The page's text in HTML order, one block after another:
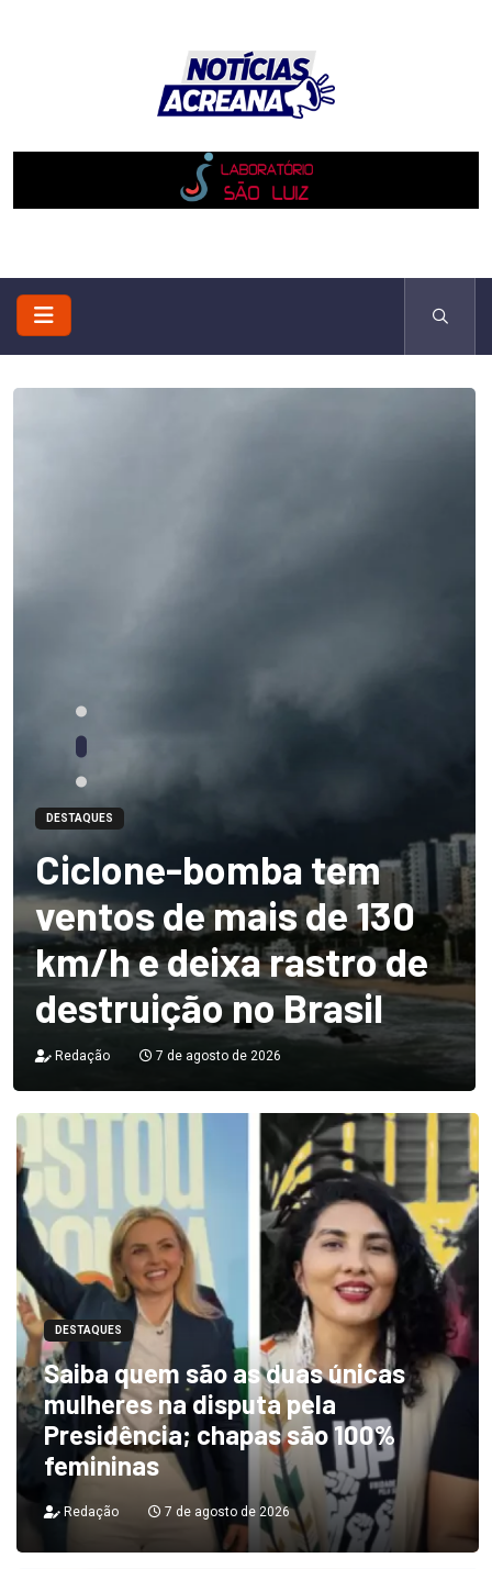
DESTAQUES
Ciclone-bomba tem
ventos de mais de 130
km/h e deixa rastro de
destruição no Brasil
Redação 7 de agosto de 2026
DESTAQUES
Saiba quem são as duas únicas
mulheres na disputa pela
Presidência; chapas são 100%
femininas
Redação 7 de agosto de 2026